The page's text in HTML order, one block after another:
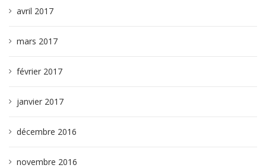
avril 2017
mars 2017
février 2017
janvier 2017
décembre 2016
novembre 2016